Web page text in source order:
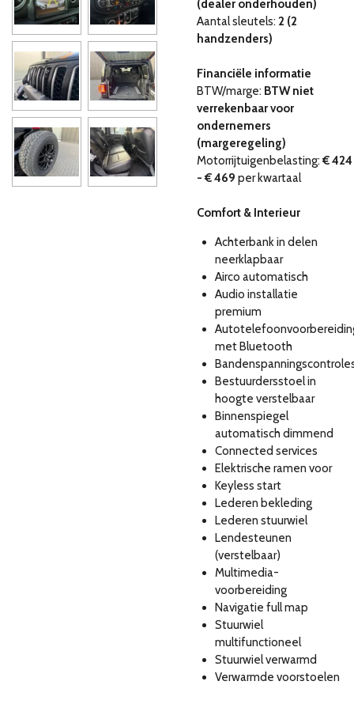
(dealer onderhouden)
Aantal sleutels: 2 (2
handzenders)
Financiële informatie
BTW/marge: BTW niet
verrekenbaar voor
ondernemers
(margeregeling)
Motorrijtuigenbelasting: € 424
- € 469 per kwartaal
Comfort & Interieur
Achterbank in delen
neerklapbaar
Airco automatisch
Audio installatie
premium
met Bluetooth
Bestuurdersstoel in
hoogte verstelbaar
Binnenspiegel
automatisch dimmend
Connected services
Elektrische ramen voor
Keyless start
Lederen bekleding
Lederen stuurwiel
Lendesteunen
(verstelbaar)
Multimedia-
voorbereiding
Navigatie full map
Stuurwiel
multifunctioneel
Stuurwiel verwarmd
Verwarmde voorstoelen